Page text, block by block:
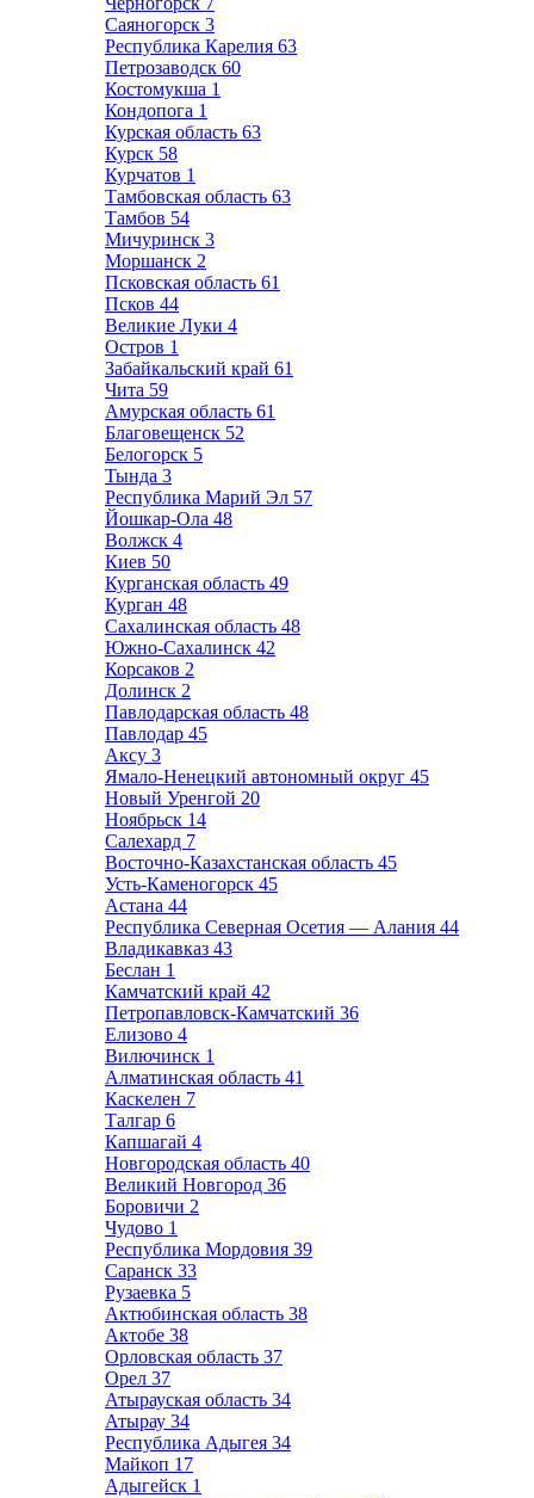
Саяногорск 3
Республика Карелия 63
Петрозаводск 60
Костомукша 1
Кондопога 1
Курская область 63
Курск 58
Курчатов 1
Тамбовская область 63
Тамбов 54
Мичуринск 3
Моршанск 2
Псковская область 61
Псков 44
Великие Луки 4
Остров 1
Забайкальский край 61
Чита 59
Амурская область 61
Благовещенск 52
Белогорск 5
Тында 3
Республика Марий Эл 57
Йошкар-Ола 48
Волжск 4
Киев 50
Курганская область 49
Курган 48
Сахалинская область 48
Южно-Сахалинск 42
Корсаков 2
Долинск 2
Павлодарская область 48
Павлодар 45
Аксу 3
Ямало-Ненецкий автономный округ 45
Новый Уренгой 20
Ноябрьск 14
Салехард 7
Восточно-Казахстанская область 45
Усть-Каменогорск 45
Астана 44
Республика Северная Осетия — Алания 44
Владикавказ 43
Беслан 1
Камчатский край 42
Петропавловск-Камчатский 36
Елизово 4
Вилючинск 1
Алматинская область 41
Каскелен 7
Талгар 6
Капшагай 4
Новгородская область 40
Великий Новгород 36
Боровичи 2
Чудово 1
Республика Мордовия 39
Саранск 33
Рузаевка 5
Актюбинская область 38
Актобе 38
Орловская область 37
Орел 37
Атырауская область 34
Атырау 34
Республика Адыгея 34
Майкоп 17
Адыгейск 1